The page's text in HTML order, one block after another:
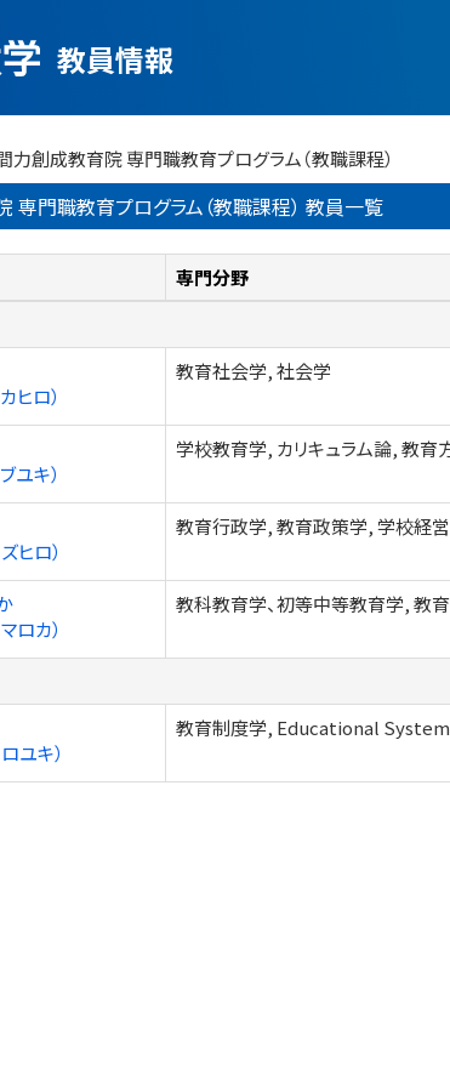
教員情報
力創成教育院 専門職教育プログラム（教職課程）
専門職教育プログラム（教職課程） 教員一覧
専門分野
ヒロ）
教育社会学, 社会学
ユキ）
学校教育学, カリキュラム論, 教育
ヒロ）
教育行政学, 教育政策学, 学校経
ロカ）
教科教育学、初等中等教育学, 教
ユキ）
教育制度学, Educational